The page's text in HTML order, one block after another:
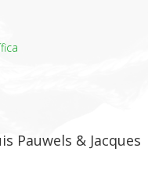
Pauwels & Jacques